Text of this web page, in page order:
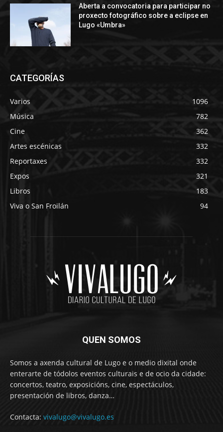
Aberta a convocatoria para participar no
proxecto fotográfico sobre a eclipse en
Lugo «Umbra»
CATEGORÍAS
Varios
1096
Música
782
Cine
362
Artes escénicas
332
Reportaxes
332
Expos
321
Libros
183
Viva o San Froilán
94
QUEN SOMOS
Somos a axenda cultural de Lugo e o medio dixital onde
enterarte de tódolos eventos culturais e de ocio da cidade:
concertos, teatro, exposicións, cine, espectáculos,
presentación de libros, danza…
Contacta: vivalugo@vivalugo.es